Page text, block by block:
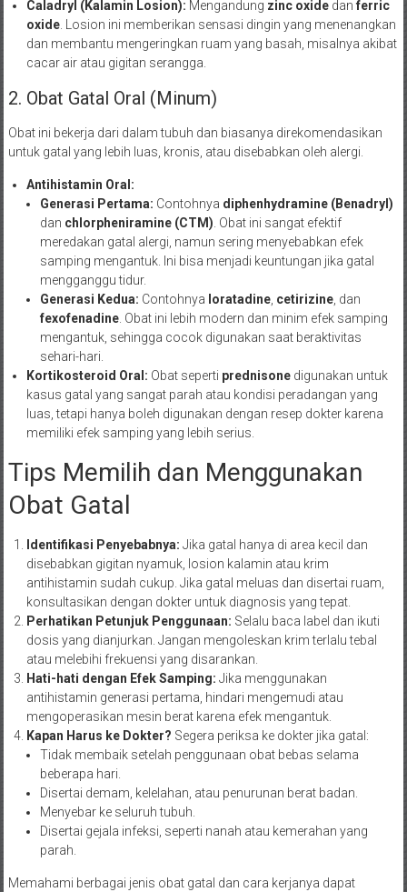
Caladryl (Kalamin Losion): Mengandung zinc oxidedan ferric
oxide. Losion ini memberikan sensasi dingin yang menenangkan
dan membantu mengeringkan ruam yang basah, misalnya akibat
cacar air atau gigitan serangga.
2. Obat Gatal Oral (Minum)
Obat ini bekerja dari dalam tubuh dan biasanya direkomendasikan
untuk gatal yang lebih luas, kronis, atau disebabkan oleh alergi.
Antihistamin Oral:
Generasi Pertama: Contohnya diphenhydramine (Benadryl)
dan chlorpheniramine (CTM) . Obat ini sangat efektif
meredakan gatal alergi, namun sering menyebabkan efek
samping mengantuk. Ini bisa menjadi keuntungan jika gatal
mengganggu tidur.
Generasi Kedua: Contohnya loratadine, cetirizine, dan
fexofenadine. Obat ini lebih modern dan minim efek samping
mengantuk, sehingga cocok digunakan saat beraktivitas
sehari-hari.
Kortikosteroid Oral: Obat seperti prednisonedigunakan untuk
kasus gatal yang sangat parah atau kondisi peradangan yang
luas, tetapi hanya boleh digunakan dengan resep dokter karena
memiliki efek samping yang lebih serius.
Tips Memilih dan Menggunakan
Obat Gatal
Identifikasi Penyebabnya: Jika gatal hanya di area kecil dan
disebabkan gigitan nyamuk, losion kalamin atau krim
antihistamin sudah cukup. Jika gatal meluas dan disertai ruam,
konsultasikan dengan dokter untuk diagnosis yang tepat.
Perhatikan Petunjuk Penggunaan: Selalu baca label dan ikuti
dosis yang dianjurkan. Jangan mengoleskan krim terlalu tebal
atau melebihi frekuensi yang disarankan.
Hati-hati dengan Efek Samping: Jika menggunakan
antihistamin generasi pertama, hindari mengemudi atau
mengoperasikan mesin berat karena efek mengantuk.
Kapan Harus ke Dokter? Segera periksa ke dokter jika gatal:
Tidak membaik setelah penggunaan obat bebas selama
beberapa hari.
Disertai demam, kelelahan, atau penurunan berat badan.
Menyebar ke seluruh tubuh.
Disertai gejala infeksi, seperti nanah atau kemerahan yang
parah.
Memahami berbagai jenis obat gatal dan cara kerjanya dapat